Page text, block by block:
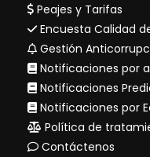
Peajes y Tarifas
Encuesta Calidad
Gestión
Notificaciones por
Notificaciones
Notificaciones por
Política de
Contáctenos